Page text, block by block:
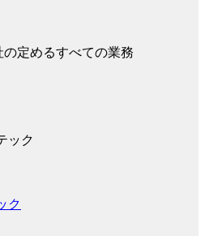
定めるすべての業務
ク